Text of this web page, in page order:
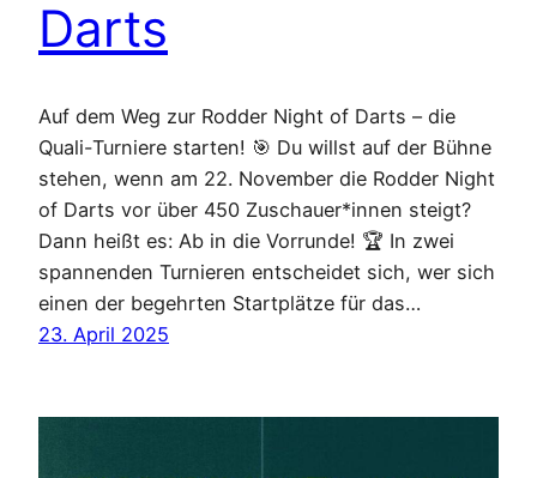
Darts
Auf dem Weg zur Rodder Night of Darts – die
Quali-Turniere starten! 🎯 Du willst auf der Bühne
stehen, wenn am 22. November die Rodder Night
of Darts vor über 450 Zuschauer*innen steigt?
Dann heißt es: Ab in die Vorrunde! 🏆 In zwei
spannenden Turnieren entscheidet sich, wer sich
einen der begehrten Startplätze für das…
23. April 2025